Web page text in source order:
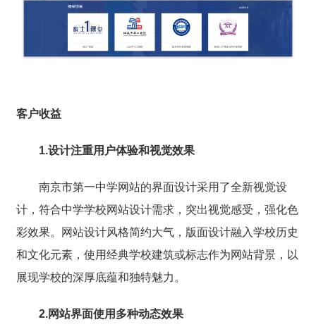
客户收益
1.设计注重用户体验和视觉效果
南京市第一中学网站的界面设计采用了全新视觉设
计，符合中学学校网站设计需求，突出视觉感受，强化色
彩效果。
网站设计风格简约大气，版面设计融入学校历史
和文化元素，使用经典学校建筑或标志作为网站背景，以
展现学校的深厚底蕴和独特魅力。
2.网站界面使用多种动态效果